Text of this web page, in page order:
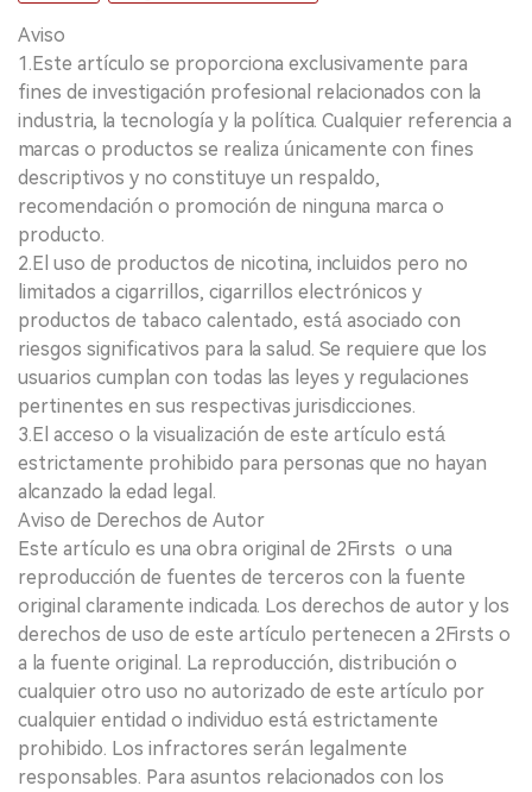
Aviso
1.Este artículo se proporciona exclusivamente para
fines de investigación profesional relacionados con la
industria, la tecnología y la política. Cualquier referencia a
marcas o productos se realiza únicamente con fines
descriptivos y no constituye un respaldo,
recomendación o promoción de ninguna marca o
producto.
2.El uso de productos de nicotina, incluidos pero no
limitados a cigarrillos, cigarrillos electrónicos y
productos de tabaco calentado, está asociado con
riesgos significativos para la salud. Se requiere que los
usuarios cumplan con todas las leyes y regulaciones
pertinentes en sus respectivas jurisdicciones.
3.El acceso o la visualización de este artículo está
estrictamente prohibido para personas que no hayan
alcanzado la edad legal.
Aviso de Derechos de Autor
Este artículo es una obra original de 2Firsts o una
reproducción de fuentes de terceros con la fuente
original claramente indicada. Los derechos de autor y los
derechos de uso de este artículo pertenecen a 2Firsts o
a la fuente original. La reproducción, distribución o
cualquier otro uso no autorizado de este artículo por
cualquier entidad o individuo está estrictamente
prohibido. Los infractores serán legalmente
responsables. Para asuntos relacionados con los